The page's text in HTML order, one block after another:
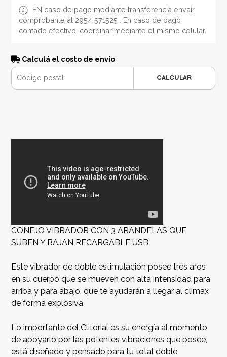
EN caso de pago mediante transferencia envair
comprobante al 2954 571525 . En caso de pago
contado efectivo, coordinar mediante el mismo celular.
Calculá el costo de envío
CALCULAR
CONEJO VIBRADOR CON 3 ARANDELAS QUE
SUBEN Y BAJAN RECARGABLE USB
Este vibrador de doble estimulación posee tres aros
en su cuerpo que se mueven con alta intensidad para
arriba y para abajo, que te ayudarán a llegar al clímax
de forma explosiva.
Lo importante del Clitorial es su energía al momento
de apoyarlo por las potentes vibraciones que posee,
está diseñado y pensado para tu total doble